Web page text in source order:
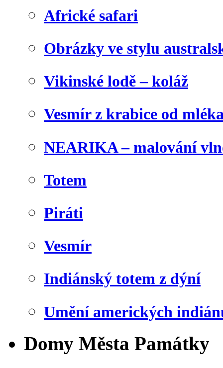
Africké safari
Obrázky ve stylu
Vikinské lodě – koláž
Vesmír z krabice od
NEARIKA – malování
Totem
Piráti
Vesmír
Indiánský totem z dýní
Umění amerických
Domy Města Památky